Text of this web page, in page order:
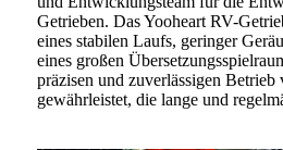
Getrieben. Das Yooheart RV-
eines stabilen Laufs, geringer
eines großen
präzisen und zuverlässigen Betrieb
gewährleistet, die lange und